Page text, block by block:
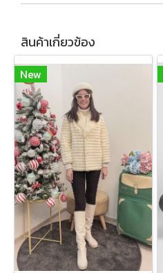
สินค้าเกี่ยวข้อง
New